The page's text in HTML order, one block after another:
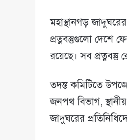
মহাস্থানগড়
প্রত্নবস্তুগুলো দেশে
রয়েছে। সব প্রত্নবস্তু
তদন্ত কমিটিতে
জনপথ বিভাগ,
জাদুঘরের